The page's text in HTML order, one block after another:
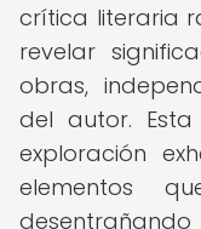
crítica literaria
revelar
obras,
del autor.
exploración
elementos